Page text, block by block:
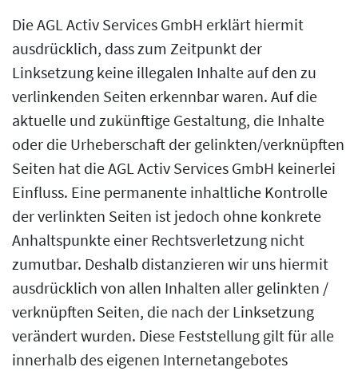
Die AGL Activ Services GmbH erklärt hiermit
ausdrücklich, dass zum Zeitpunkt der
Linksetzung keine illegalen Inhalte auf den zu
verlinkenden Seiten erkennbar waren. Auf die
aktuelle und zukünftige Gestaltung, die Inhalte
oder die Urheberschaft der gelinkten/verknüpften
Seiten hat die AGL Activ Services GmbH keinerlei
Einfluss. Eine permanente inhaltliche Kontrolle
der verlinkten Seiten ist jedoch ohne konkrete
Anhaltspunkte einer Rechtsverletzung nicht
zumutbar. Deshalb distanzieren wir uns hiermit
ausdrücklich von allen Inhalten aller gelinkten /
verknüpften Seiten, die nach der Linksetzung
verändert wurden. Diese Feststellung gilt für alle
innerhalb des eigenen Internetangebotes